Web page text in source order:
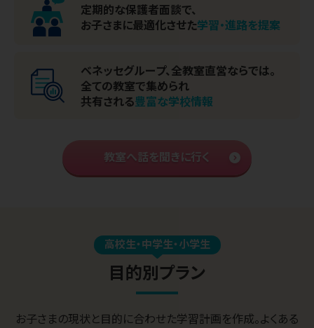
定期的な保護者面談で、
お子さまに最適化させた学習・進路を提案
ベネッセグループ、全教室直営ならでは。
全ての教室で集められ
共有される豊富な学校情報
教室へ話を聞きに行く
高校生・中学生・小学生
目的別プラン
お子さまの現状と目的に合わせた学習計画を作成。よくある